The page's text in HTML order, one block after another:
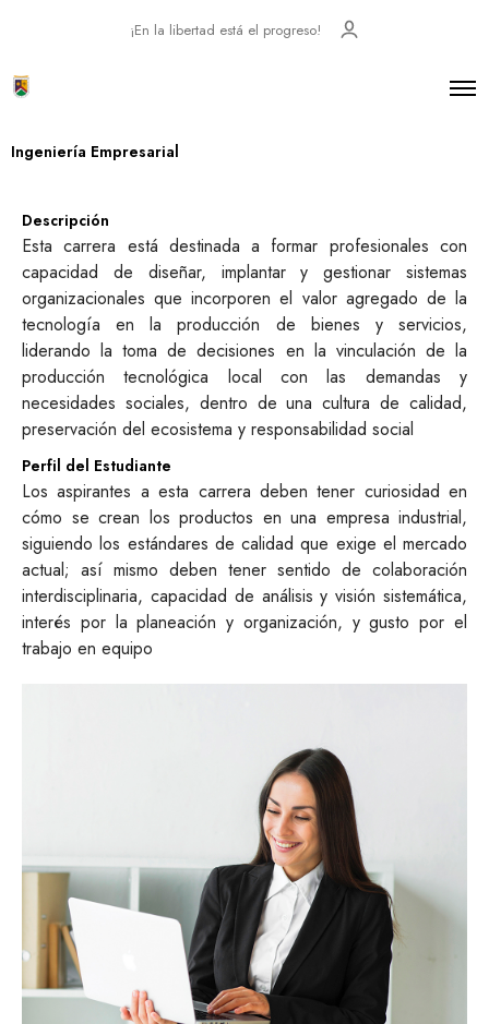
¡En la libertad está el progreso!
Ingeniería Empresarial
Descripción
Esta carrera está destinada a formar profesionales con
capacidad de diseñar, implantar y gestionar sistemas
organizacionales que incorporen el valor agregado de la
tecnología en la producción de bienes y servicios,
liderando la toma de decisiones en la vinculación de la
producción tecnológica local con las demandas y
necesidades sociales, dentro de una cultura de calidad,
preservación del ecosistema y responsabilidad social
Perfil del Estudiante
Los aspirantes a esta carrera deben tener curiosidad en
cómo se crean los productos en una empresa industrial,
siguiendo los estándares de calidad que exige el mercado
actual; así mismo deben tener sentido de colaboración
interdisciplinaria, capacidad de análisis y visión sistemática,
interés por la planeación y organización, y gusto por el
trabajo en equipo